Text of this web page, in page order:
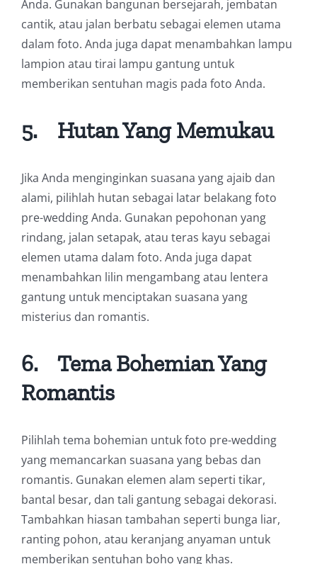
Anda. Gunakan bangunan bersejarah, jembatan
cantik, atau jalan berbatu sebagai elemen utama
dalam foto. Anda juga dapat menambahkan lampu
lampion atau tirai lampu gantung untuk
memberikan sentuhan magis pada foto Anda.
5. Hutan Yang Memukau
Jika Anda menginginkan suasana yang ajaib dan
alami, pilihlah hutan sebagai latar belakang foto
pre-wedding Anda. Gunakan pepohonan yang
rindang, jalan setapak, atau teras kayu sebagai
elemen utama dalam foto. Anda juga dapat
menambahkan lilin mengambang atau lentera
gantung untuk menciptakan suasana yang
misterius dan romantis.
6. Tema Bohemian Yang
Romantis
Pilihlah tema bohemian untuk foto pre-wedding
yang memancarkan suasana yang bebas dan
romantis. Gunakan elemen alam seperti tikar,
bantal besar, dan tali gantung sebagai dekorasi.
Tambahkan hiasan tambahan seperti bunga liar,
ranting pohon, atau keranjang anyaman untuk
memberikan sentuhan boho yang khas.